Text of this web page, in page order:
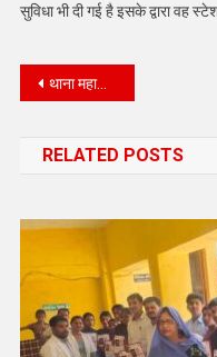
सुविधा भी दी गई है इसके द्वारा वह
Post
थाना महाजन मय टीम द्वारा रात्रिकालीन चेकिंग के दौरान 59.445 किलोग्राम डोडापोस्त बरामद
RELATED POSTS